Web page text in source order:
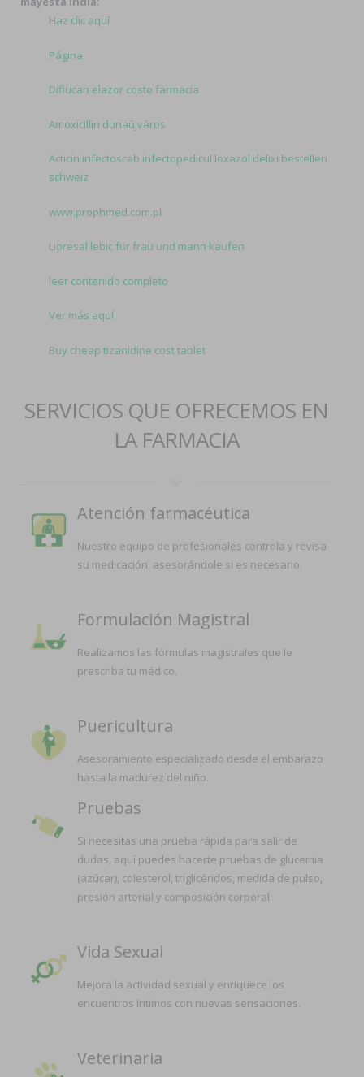
Haz clic aquí
Página
Diflucan elazor costo farmacia
Amoxicillin dunaújváros
Acticin infectoscab infectopedicul loxazol delixi bestellen
schweiz
www.prophmed.com.pl
Lioresal lebic für frau und mann kaufen
leer contenido completo
Ver más aquí
Buy cheap tizanidine cost tablet
SERVICIOS QUE OFRECEMOS EN
LA FARMACIA
Atención farmacéutica
Nuestro equipo de profesionales controla y revisa
su medicación, asesorándole si es necesario.
Formulación Magistral
Realizamos las fórmulas magistrales que le
prescriba tu médico.
Puericultura
Asesoramiento especializado desde el embarazo
hasta la madurez del niño.
Pruebas
Si necesitas una prueba rápida para salir de
dudas, aquí puedes hacerte pruebas de glucemia
(azúcar), colesterol, triglicéridos, medida de pulso,
presión arterial y composición corporal.
Vida Sexual
Mejora la actividad sexual y enriquece los
encuentros íntimos con nuevas sensaciones.
Veterinaria